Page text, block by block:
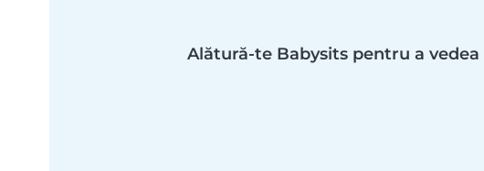
Alătură-te Babysits pentru a